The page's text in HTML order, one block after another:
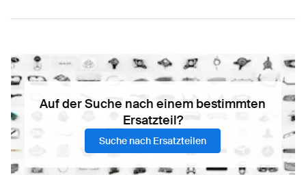
Auf der Suche nach einem bestimmten
Ersatzteil?
Suche nach Ersatzteilen